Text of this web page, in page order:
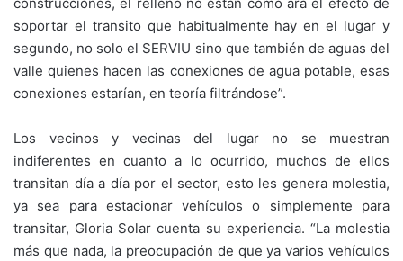
soportar el transito que habitualmente hay en el lugar y
segundo, no solo el SERVIU sino que también de aguas del
valle quienes hacen las conexiones de agua potable, esas
conexiones estarían, en teoría filtrándose”.
Los vecinos y vecinas del lugar no se muestran
indiferentes en cuanto a lo ocurrido, muchos de ellos
transitan día a día por el sector, esto les genera molestia,
ya sea para estacionar vehículos o simplemente para
transitar, Gloria Solar cuenta su experiencia. “La molestia
más que nada, la preocupación de que ya varios vehículos